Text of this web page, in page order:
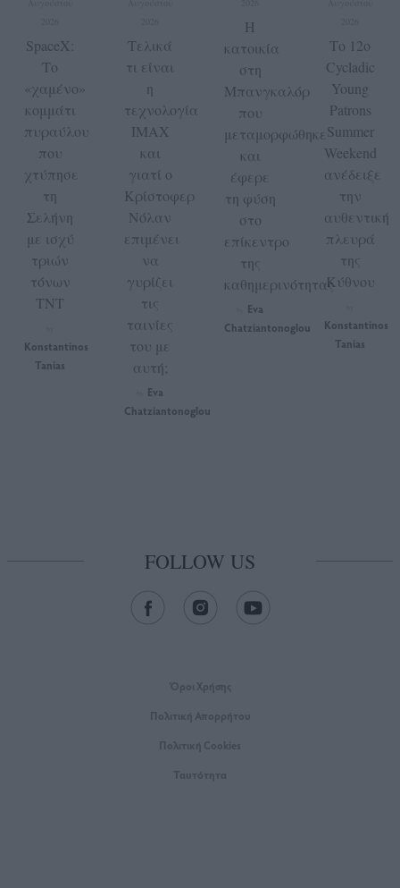
SpaceX:
Το
«χαμένο»
κομμάτι
πυραύλου
που
χτύπησε
τη
Σελήνη
με ισχύ
τριών
τόνων
TNT
Konstantinos
Tanias
Τελικά
τι είναι
η
τεχνολογία
IMAX
και
γιατί ο
Κρίστοφερ
Νόλαν
επιμένει
να
γυρίζει
τις
ταινίες
του με
αυτή;
Eva
Chatziantonoglou
H
κατοικία
στη
Μπανγκαλόρ
που
μεταμορφώθηκε
και
έφερε
τη φύση
στο
επίκεντρο
της
καθημερινότητας
Eva
Chatziantonoglou
Το 12ο
Cycladic
Young
Patrons
Summer
Weekend
ανέδειξε
την
αυθεντική
πλευρά
της
Κύθνου
Konstantinos
Tanias
FOLLOW US
Όροι Xρήσης
Πολιτική Απορρήτου
Πολιτική Cookies
Ταυτότητα